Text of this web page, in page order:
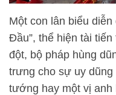
Một con lân biểu
Đầu”, thể hiện tài
đột, bộ pháp hùng
trưng cho sự uy dũng
tướng hay một vị anh